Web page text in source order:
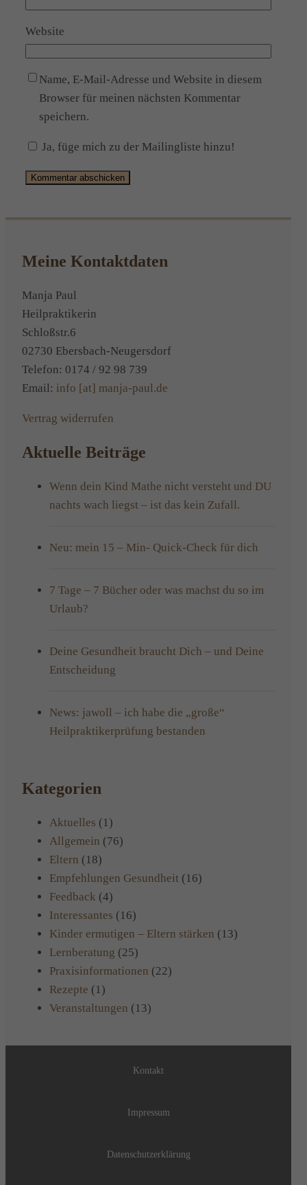
Website
Name, E-Mail-Adresse und Website in diesem
Browser für meinen nächsten Kommentar
speichern.
Ja, füge mich zu der Mailingliste hinzu!
Meine Kontaktdaten
Manja Paul
Heilpraktikerin
Schloßstr.6
02730 Ebersbach-Neugersdorf
Telefon: 0174 / 92 98 739
Email: info [at] manja-paul.de
Vertrag widerrufen
Aktuelle Beiträge
Wenn dein Kind Mathe nicht versteht und DU
nachts wach liegst – ist das kein Zufall.
Neu: mein 15 – Min- Quick-Check für dich
7 Tage – 7 Bücher oder was machst du so im
Urlaub?
Deine Gesundheit braucht Dich – und Deine
Entscheidung
News: jawoll – ich habe die „große“
Heilpraktikerprüfung bestanden
Kategorien
Aktuelles (1)
Allgemein (76)
Eltern (18)
Empfehlungen Gesundheit (16)
Feedback (4)
Interessantes (16)
Kinder ermutigen – Eltern stärken (13)
Lernberatung (25)
Praxisinformationen (22)
Rezepte (1)
Veranstaltungen (13)
Kontakt
Impressum
Datenschutzerklärung